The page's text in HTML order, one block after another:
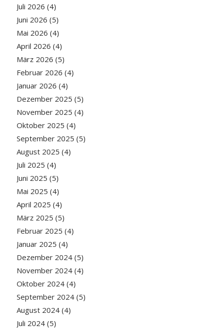
Juli 2026 (4)
Juni 2026 (5)
Mai 2026 (4)
April 2026 (4)
März 2026 (5)
Februar 2026 (4)
Januar 2026 (4)
Dezember 2025 (5)
November 2025 (4)
Oktober 2025 (4)
September 2025 (5)
August 2025 (4)
Juli 2025 (4)
Juni 2025 (5)
Mai 2025 (4)
April 2025 (4)
März 2025 (5)
Februar 2025 (4)
Januar 2025 (4)
Dezember 2024(5)
November 2024(4)
Oktober 2024(4)
September 2024(5)
August 2024(4)
Juli 2024(5)